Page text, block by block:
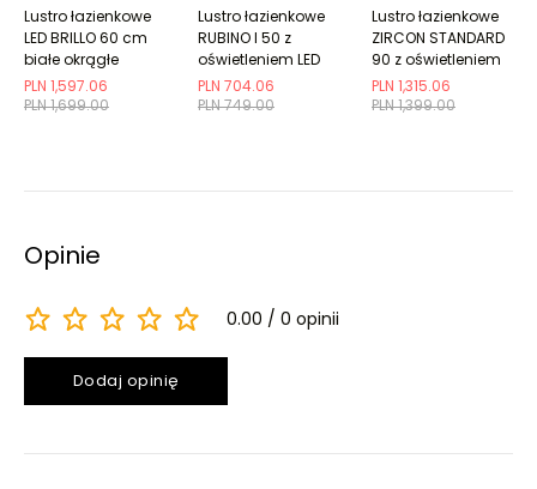
PLN 1,699.00
PLN 1,597.06
Lustro łazienkowe
LED BRILLO 60 cm
białe okrągłe
PLN 749.00
PLN 704.06
Lustro łazienkowe
RUBINO I 50 z
oświetleniem LED
PLN 1,399.00
PLN 1,315.06
Lustro łazienkowe
ZIRCON STANDARD
90 z oświetleniem
LED
Opinie
0.00 0 opinii
Dodaj opinię